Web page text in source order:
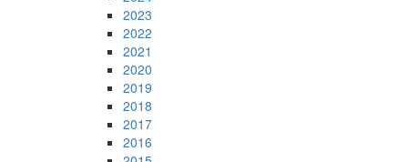
2023
2022
2021
2020
2019
2018
2017
2016